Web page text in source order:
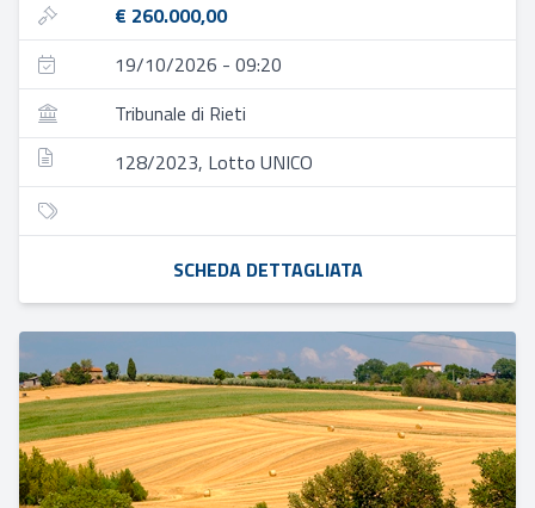
€ 260.000,00
19/10/2026 - 09:20
Tribunale di Rieti
128/2023, Lotto UNICO
SCHEDA DETTAGLIATA